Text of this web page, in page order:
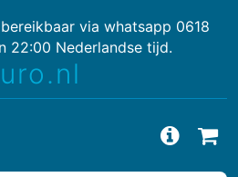
via whatsapp 0618
22:00 Nederlandse tijd.